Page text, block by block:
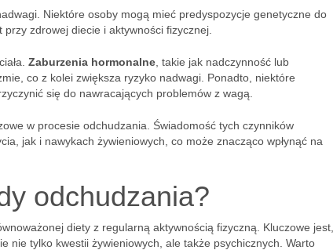
Niektóre osoby mogą mieć predyspozycje genetyczne do
zdrowej diecie i aktywności fizycznej.
Zaburzenia hormonalne , takie jak nadczynność lub
co z kolei zwiększa ryzyko nadwagi. Ponadto, niektóre
się do nawracających problemów z wagą.
w procesie odchudzania. Świadomość tych czynników
jak i nawykach żywieniowych, co może znacząco wpłynąć na
odchudzania?
diety z regularną aktywnością fizyczną. Kluczowe jest,
nie tylko kwestii żywieniowych, ale także psychicznych. Warto